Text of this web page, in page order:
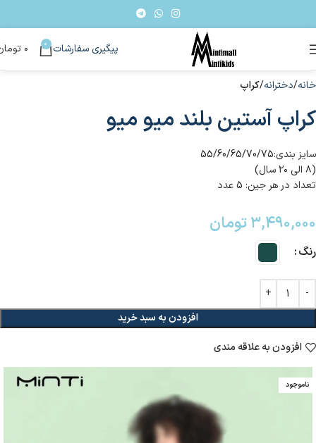
پیگیری سفارشات 0 ۰
خانه دخترانه کراپ
کراپ آستین بلند میو میو
سایز بندی:55/60/65/70/75
(۸ الی ۲۰ سال)
تعداد در هر جین: 5 عدد
۳,۴۹۰,۰۰۰تومان
رنگ
افزودن به سبد خرید
افزودن به علاقه مندی
ناموجود